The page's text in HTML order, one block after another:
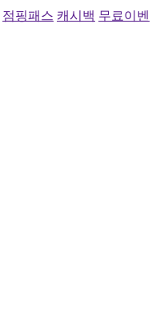
점핑패스 캐시백 무료이벤